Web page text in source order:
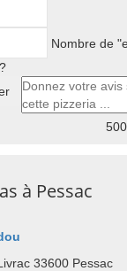
Nombre de
500
à Pessac
33600 Pessac